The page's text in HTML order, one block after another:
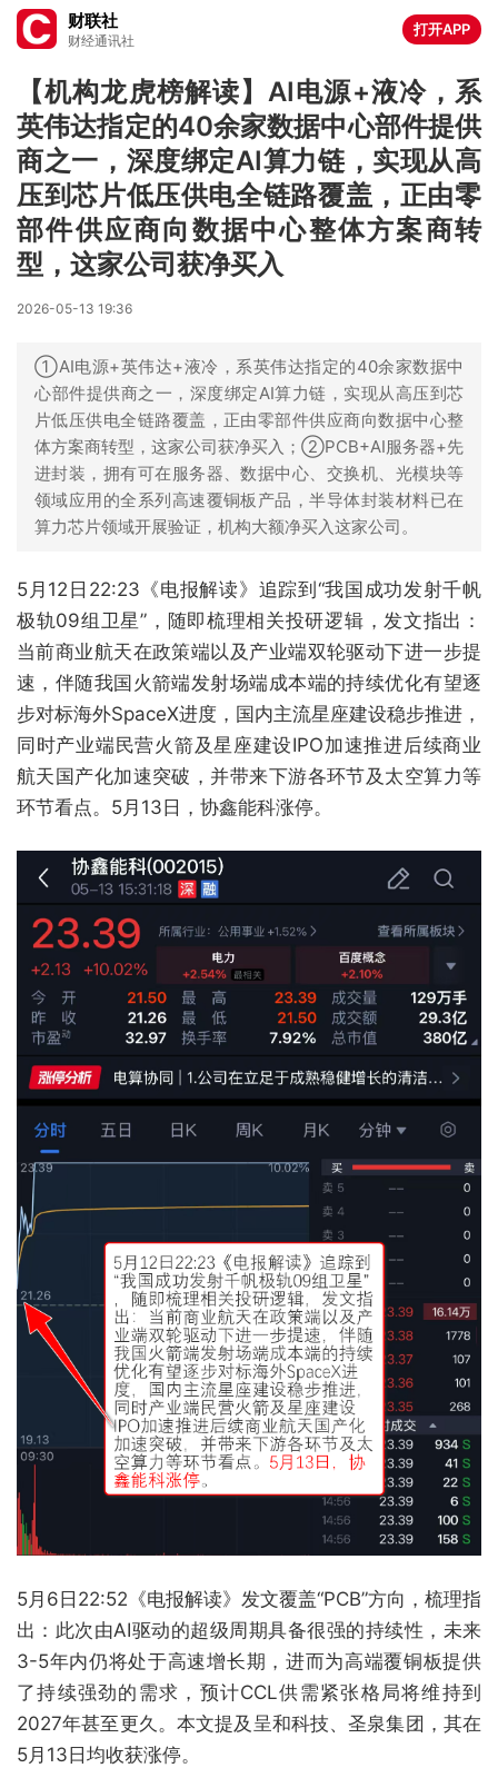
财联社
财经通讯社
打开APP
【机构龙虎榜解读】AI电源+液冷，系
英伟达指定的40余家数据中心部件提供
商之一，深度绑定AI算力链，实现从高
压到芯片低压供电全链路覆盖，正由零
部件供应商向数据中心整体方案商转
型，这家公司获净买入
2026-05-13 19:36
①AI电源+英伟达+液冷，系英伟达指定的40余家数据中
心部件提供商之一，深度绑定AI算力链，实现从高压到芯
片低压供电全链路覆盖，正由零部件供应商向数据中心整
体方案商转型，这家公司获净买入；②PCB+AI服务器+先
进封装，拥有可在服务器、数据中心、交换机、光模块等
领域应用的全系列高速覆铜板产品，半导体封装材料已在
算力芯片领域开展验证，机构大额净买入这家公司。
5月12日22:23《电报解读》追踪到“我国成功发射千帆
极轨09组卫星”，随即梳理相关投研逻辑，发文指出：
当前商业航天在政策端以及产业端双轮驱动下进一步提
速，伴随我国火箭端发射场端成本端的持续优化有望逐
步对标海外SpaceX进度，国内主流星座建设稳步推进，
同时产业端民营火箭及星座建设IPO加速推进后续商业
航天国产化加速突破，并带来下游各环节及太空算力等
环节看点。5月13日，协鑫能科涨停。
5月6日22:52《电报解读》发文覆盖“PCB”方向，梳理指
出：此次由AI驱动的超级周期具备很强的持续性，未来
3-5年内仍将处于高速增长期，进而为高端覆铜板提供
了持续强劲的需求，预计CCL供需紧张格局将维持到
2027年甚至更久。本文提及呈和科技、圣泉集团，其在
5月13日均收获涨停。